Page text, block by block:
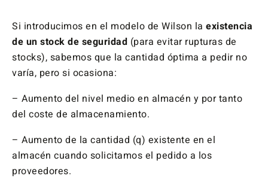
Si introducimos en el modelo de Wilson la existencia
de un stock de seguridad (para evitar rupturas de
stocks), sabemos que la cantidad óptima a pedir no
varía, pero si ocasiona:
– Aumento del nivel medio en almacén y por tanto
del coste de almacenamiento.
– Aumento de la cantidad (q) existente en el
almacén cuando solicitamos el pedido a los
proveedores.